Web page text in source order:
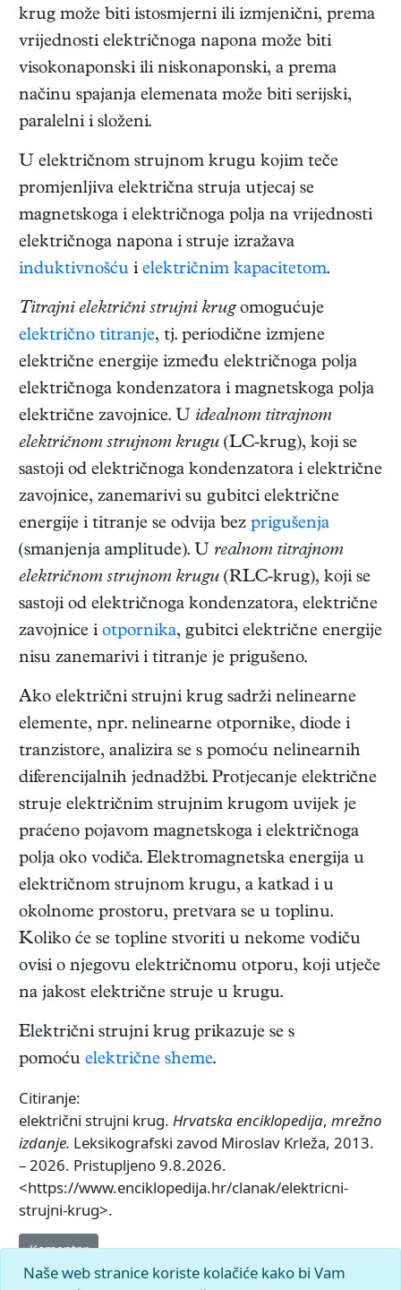
krug može biti istosmjerni ili izmjenični, prema
vrijednosti električnoga napona može biti
visokonaponski ili niskonaponski, a prema
načinu spajanja elemenata može biti serijski,
paralelni i složeni.
U električnom strujnom krugu kojim teče
promjenljiva električna struja utjecaj se
magnetskoga i električnoga polja na vrijednosti
električnoga napona i struje izražava
induktivnošću i električnim kapacitetom.
Titrajni električni strujni krugomogućuje
električno titranje, tj. periodične izmjene
električne energije između električnoga polja
električnoga kondenzatora i magnetskoga polja
električne zavojnice. U idealnom titrajnom
električnom strujnom krugu (LC-krug), koji se
sastoji od električnoga kondenzatora i električne
zavojnice, zanemarivi su gubitci električne
energije i titranje se odvija bez prigušenja
(smanjenja amplitude). U realnom titrajnom
električnom strujnom krugu (RLC-krug), koji se
sastoji od električnoga kondenzatora, električne
zavojnice i otpornika, gubitci električne energije
nisu zanemarivi i titranje je prigušeno.
Ako električni strujni krug sadrži nelinearne
elemente, npr. nelinearne otpornike, diode i
tranzistore, analizira se s pomoću nelinearnih
diferencijalnih jednadžbi. Protjecanje električne
struje električnim strujnim krugom uvijek je
praćeno pojavom magnetskoga i električnoga
polja oko vodiča. Elektromagnetska energija u
električnom strujnom krugu, a katkad i u
okolnome prostoru, pretvara se u toplinu.
Koliko će se topline stvoriti u nekome vodiču
ovisi o njegovu električnomu otporu, koji utječe
na jakost električne struje u krugu.
Električni strujni krug prikazuje se s
pomoću električne sheme.
Citiranje:
električni strujni krug. Hrvatska enciklopedija, mrežno
izdanje. Leksikografski zavod Miroslav Krleža, 2013.
– 2026. Pristupljeno 9.8.2026.
<https://www.enciklopedija.hr/clanak/elektricni-
strujni-krug>.
Komentar
Naše web stranice koriste kolačiće kako bi Vam